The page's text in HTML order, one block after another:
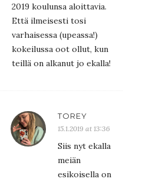
2019 koulunsa aloittavia.
Että ilmeisesti tosi
varhaisessa (upeassa!)
kokeilussa oot ollut, kun
teillä on alkanut jo ekalla!
TOREY
15.1.2019 at 13:36
Siis nyt ekalla
meiän
esikoisella on